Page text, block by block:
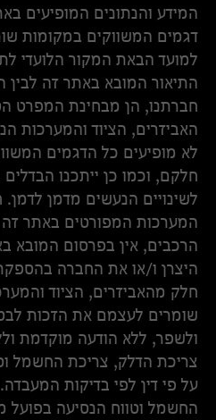
המידע והנתונים המופיעים
דגמים המשווקים במקומות
למועד הבאת המקור הלועדי
התיאור המובא באתר זה לבין
חברתנו, הן מבחינת המפרט
האביזרים, הציוד והמערכות
לא מופיעים כל הדגמים
חלקם, וכמו כן ייתכנו
לשינויים הנעשים מדמן
המערכות המפורטים באתר
הרכבים, אין בפרסום המובא
היצרן ו/או את החברה
חלק מהאביזרים, הציוד
שומרים לעצמם את הזכות
ולשפר, ללא הודעה מוקדמת
צריכת הדלק, צריכת החשמל
על פי דין לפי בדיקות
החשמל וטווח הנסיעה בפועל